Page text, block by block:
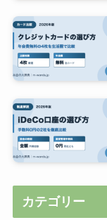
カテゴリー